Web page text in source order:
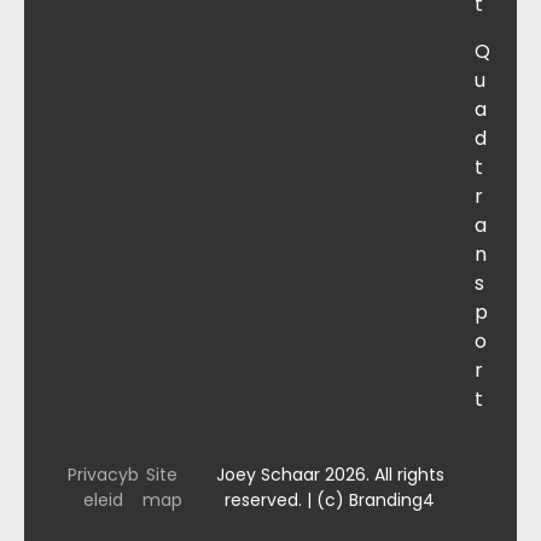
Q
u
a
d
t
r
a
n
s
p
o
r
t
Joey Schaar 2026. All rights
reserved. | (c) Branding4
Privacyb
eleid
Site
map